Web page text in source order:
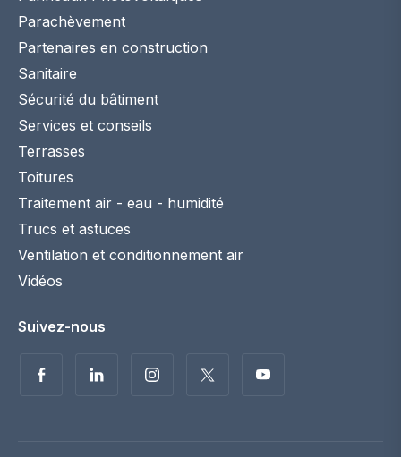
Parachèvement
Partenaires en construction
Sanitaire
Sécurité du bâtiment
Services et conseils
Terrasses
Toitures
Traitement air - eau - humidité
Trucs et astuces
Ventilation et conditionnement air
Vidéos
Suivez-nous